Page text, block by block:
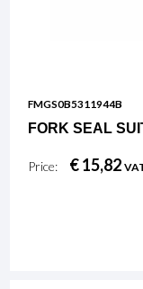
FMGS0B5311944B
FORK SEAL
Price: € 15,82